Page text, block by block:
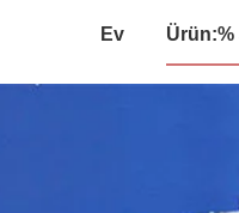
Ev Ürün:%